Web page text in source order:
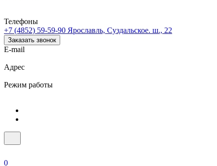
Телефоны
+7 (4852) 59-59-90 Ярославль, Суздальское. ш., 22
Заказать звонок
E-mail
Адрес
Режим работы
0